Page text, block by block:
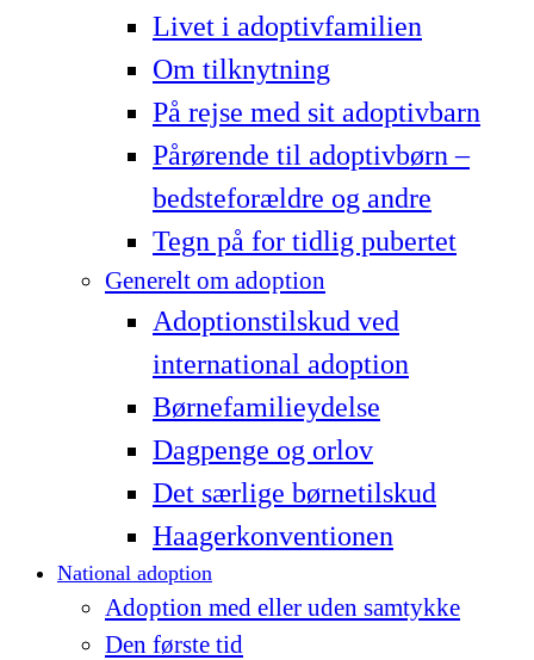
Livet i adoptivfamilien
Om tilknytning
På rejse med sit adoptivbarn
Pårørende til adoptivbørn –
bedsteforældre og andre
Tegn på for tidlig pubertet
Generelt om adoption
Adoptionstilskud ved
international adoption
Børnefamilieydelse
Dagpenge og orlov
Det særlige børnetilskud
Haagerkonventionen
National adoption
Adoption med eller uden samtykke
Den første tid